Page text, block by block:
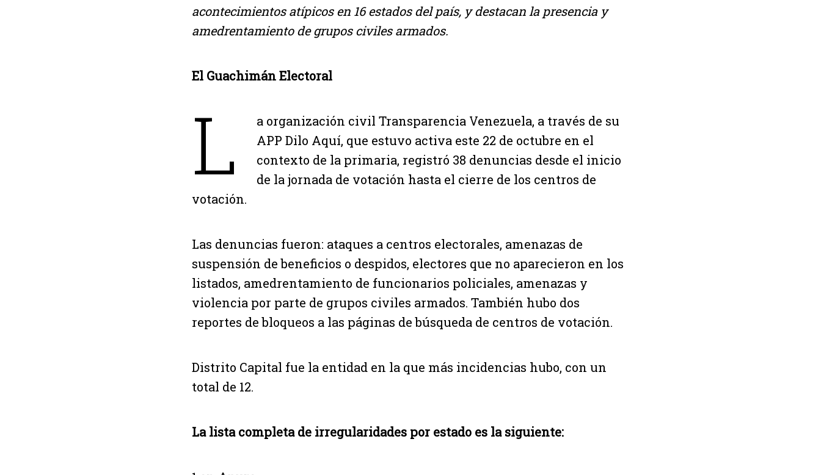
acontecimientos atípicos en 16 estados del país, y destacan la presencia y
amedrentamiento de grupos civiles armados.
El Guachimán Electoral
L
a organización civil Transparencia Venezuela, a través de su
APP Dilo Aquí, que estuvo activa este 22 de octubre en el
contexto de la primaria, registró 38 denuncias desde el inicio
de la jornada de votación hasta el cierre de los centros de
votación.
Las denuncias fueron: ataques a centros electorales, amenazas de
suspensión de beneficios o despidos, electores que no aparecieron en los
listados, amedrentamiento de funcionarios policiales, amenazas y
violencia por parte de grupos civiles armados. También hubo dos
reportes de bloqueos a las páginas de búsqueda de centros de votación.
Distrito Capital fue la entidad en la que más incidencias hubo, con un
total de 12.
La lista completa de irregularidades por estado es la siguiente: